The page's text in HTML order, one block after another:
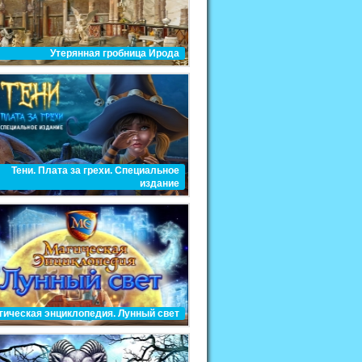
Утерянная гробница Ирода
Тени. Плата за грехи. Специальное
издание
энциклопедия. Лунный свет